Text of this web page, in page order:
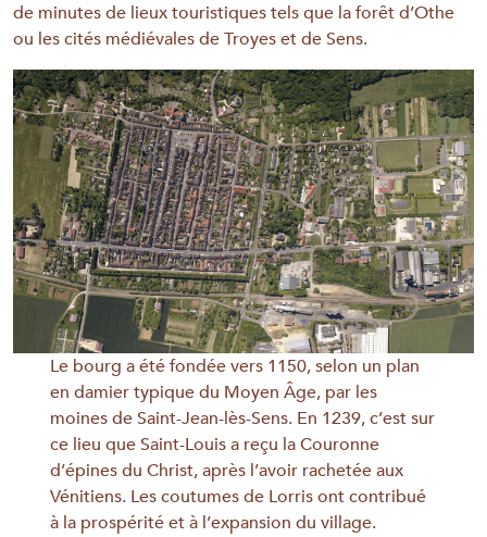
de minutes de lieux touristiques tels que la forêt d’Othe
ou les cités médiévales de Troyes et de Sens.
Le bourg a été fondée vers 1150, selon un plan
en damier typique du Moyen Âge, par les
moines de Saint-Jean-lès-Sens. En 1239, c’est sur
ce lieu que Saint-Louis a reçu la Couronne
d’épines du Christ, après l’avoir rachetée aux
Vénitiens. Les coutumes de Lorris ont contribué
à la prospérité et à l’expansion du village.